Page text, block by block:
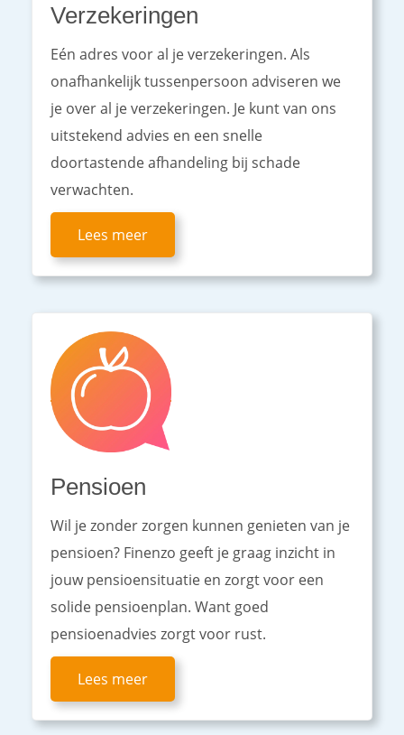
Verzekeringen
Eén adres voor al je verzekeringen. Als
onafhankelijk tussenpersoon adviseren we
je over al je verzekeringen. Je kunt van ons
uitstekend advies en een snelle
doortastende afhandeling bij schade
verwachten.
Lees meer
Pensioen
Wil je zonder zorgen kunnen genieten van je
pensioen? Finenzo geeft je graag inzicht in
jouw pensioensituatie en zorgt voor een
solide pensioenplan. Want goed
pensioenadvies zorgt voor rust.
Lees meer